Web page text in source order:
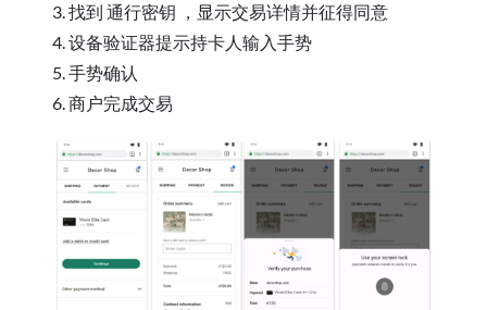
3. 找到 通行密钥 ，显示交易详情并征得同意
4. 设备验证器提示持卡人输入手势
5. 手势确认
6. 商户完成交易